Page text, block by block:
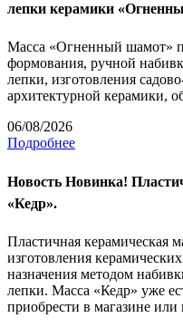
лепки керамики
Масса «Огненный шамот»
формования, ручной
лепки, изготовления
архитектурной керамики,
06/08/2026
Подробнее
Новость Новинка!
«Кедр».
Пластичная керамическая
изготовления
назначения методом
лепки. Масса «Кедр» уже
приобрести в магазине или